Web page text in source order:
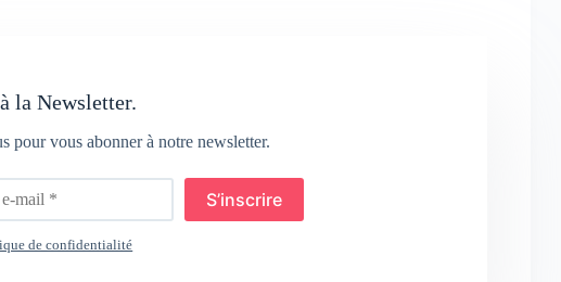
la Newsletter.
pour vous abonner à notre newsletter.
S’inscrire
de confidentialité